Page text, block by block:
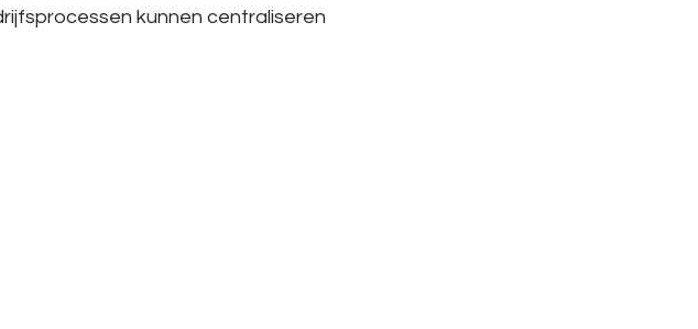
kunnen centraliseren